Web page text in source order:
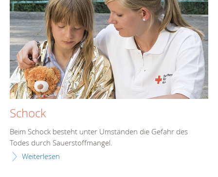
Schock
Beim Schock besteht unter Umständen die Gefahr des
Todes durch Sauerstoffmangel.
Weiterlesen